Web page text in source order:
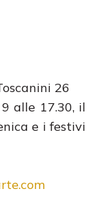
26
alle 17.30, il
e i festivi